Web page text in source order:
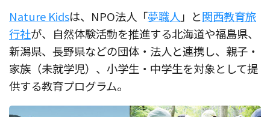
Nature Kidsは、NPO法人「夢職人 」と関西教育旅
行社が、自然体験活動を推進する北海道や福島県、
新潟県、長野県などの団体・法人と連携し、親子・
家族（未就学児）、小学生・中学生を対象として提
供する教育プログラム。